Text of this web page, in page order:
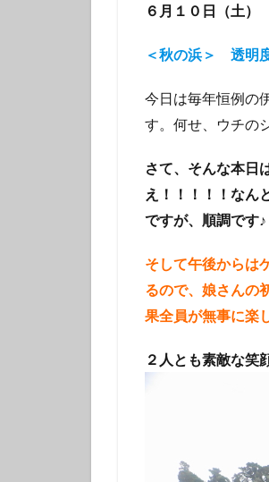
６月１０日（土
＜秋の浜＞ 透明
今日は毎年恒例の
す。何せ、ウチの
さて、そんな本日
え！！！！！なん
ですが、順調です♪
そして午後からは
るので、娘さんの
果全員が無事に楽
２人とも素敵な笑